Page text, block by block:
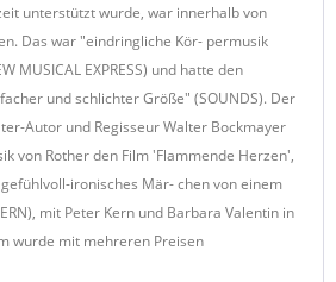
unterstützt wurde, war innerhalb von
Das war "eindringliche Kör- permusik
MUSICAL EXPRESS) und hatte den
und schlichter Größe" (SOUNDS). Der
Autor und Regisseur Walter Bockmayer
von Rother den Film 'Flammende Herzen',
ironisches Mär- chen von einem
mit Peter Kern und Barbara Valentin in
wurde mit mehreren Preisen